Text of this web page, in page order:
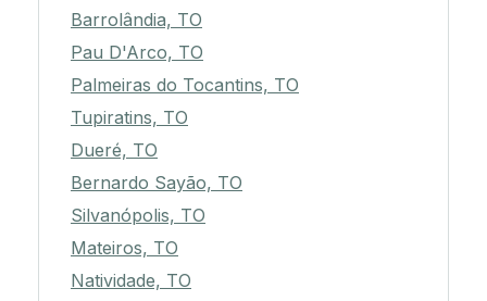
Barrolândia, TO
Pau D'Arco, TO
Palmeiras do Tocantins, TO
Tupiratins, TO
Dueré, TO
Bernardo Sayão, TO
Silvanópolis, TO
Mateiros, TO
Natividade, TO